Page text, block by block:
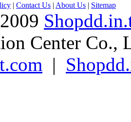
| Contact Us | About Us | Sitemap
Center Co.,
|